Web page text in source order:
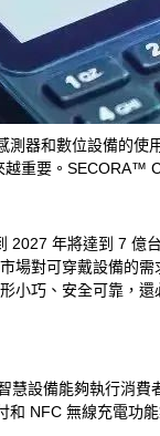
器和數位設備的
重要。
2027 年將達到 7
對可穿戴設備的
巧、安全可靠，
設備能夠執行消
NFC 無線充電功